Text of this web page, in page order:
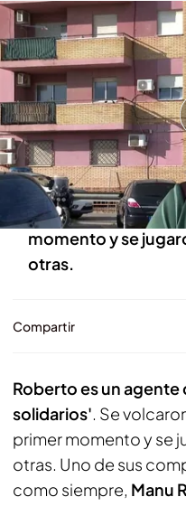
Una imagen de Roberto
Reyes. imagen: Alfredo Giménez
Redacción digital
20 OCT 2025 - 19:19h.
Roberto es un
civiles solidarios'.
Se volcaron en los
momento y se
otras.
Compartir
Roberto es un agente
solidarios'. Se
primer momento y se
otras. Uno de sus
como siempre, Manu